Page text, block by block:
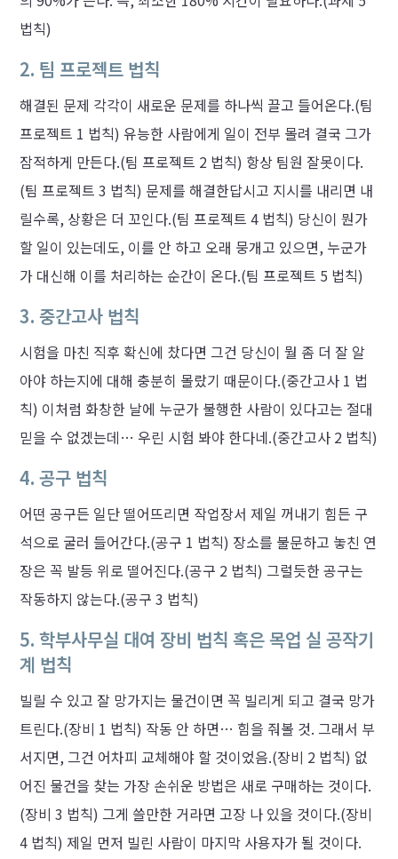
법칙)
2. 팀 프로젝트 법칙
해결된 문제 각각이 새로운 문제를 하나씩 끌고 들어온다.(팀
프로젝트 1 법칙) 유능한 사람에게 일이 전부 몰려 결국 그가
잠적하게 만든다.(팀 프로젝트 2 법칙) 항상 팀원 잘못이다.
(팀 프로젝트 3 법칙) 문제를 해결한답시고 지시를 내리면 내
릴수록, 상황은 더 꼬인다.(팀 프로젝트 4 법칙) 당신이 뭔가
할 일이 있는데도, 이를 안 하고 오래 뭉개고 있으면, 누군가
가 대신해 이를 처리하는 순간이 온다.(팀 프로젝트 5 법칙)
3. 중간고사 법칙
시험을 마친 직후 확신에 찼다면 그건 당신이 뭘 좀 더 잘 알
아야 하는지에 대해 충분히 몰랐기 때문이다.(중간고사 1 법
칙) 이처럼 화창한 날에 누군가 불행한 사람이 있다고는 절대
믿을 수 없겠는데… 우린 시험 봐야 한다네.(중간고사 2 법칙)
4. 공구 법칙
어떤 공구든 일단 떨어뜨리면 작업장서 제일 꺼내기 힘든 구
석으로 굴러 들어간다.(공구 1 법칙) 장소를 불문하고 놓친 연
장은 꼭 발등 위로 떨어진다.(공구 2 법칙) 그럴듯한 공구는
작동하지 않는다.(공구 3 법칙)
5. 학부사무실 대여 장비 법칙 혹은 목업 실 공작기
계 법칙
빌릴 수 있고 잘 망가지는 물건이면 꼭 빌리게 되고 결국 망가
트린다.(장비 1 법칙) 작동 안 하면… 힘을 줘볼 것. 그래서 부
서지면, 그건 어차피 교체해야 할 것이었음.(장비 2 법칙) 없
어진 물건을 찾는 가장 손쉬운 방법은 새로 구매하는 것이다.
(장비 3 법칙) 그게 쓸만한 거라면 고장 나 있을 것이다.(장비
4 법칙) 제일 먼저 빌린 사람이 마지막 사용자가 될 것이다.